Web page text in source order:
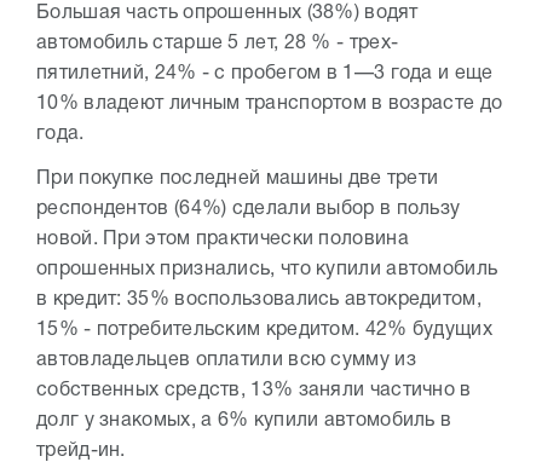
Большая часть опрошенных (38%) водят
автомобиль старше 5 лет, 28 % - трех-
пятилетний, 24% - с пробегом в 1—3 года и еще
10% владеют личным транспортом в возрасте до
года.
При покупке последней машины две трети
респондентов (64%) сделали выбор в пользу
новой. При этом практически половина
опрошенных признались, что купили автомобиль
в кредит: 35% воспользовались автокредитом,
15% - потребительским кредитом. 42% будущих
автовладельцев оплатили всю сумму из
собственных средств, 13% заняли частично в
долг у знакомых, а 6% купили автомобиль в
трейд-ин.